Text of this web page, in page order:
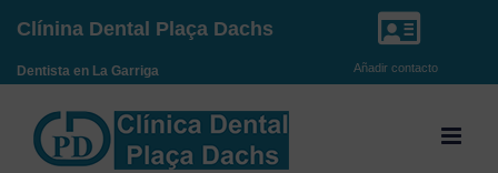
Saltar
Clínina Dental Plaça Dachs
Dentista en La Garriga Añadir contacto